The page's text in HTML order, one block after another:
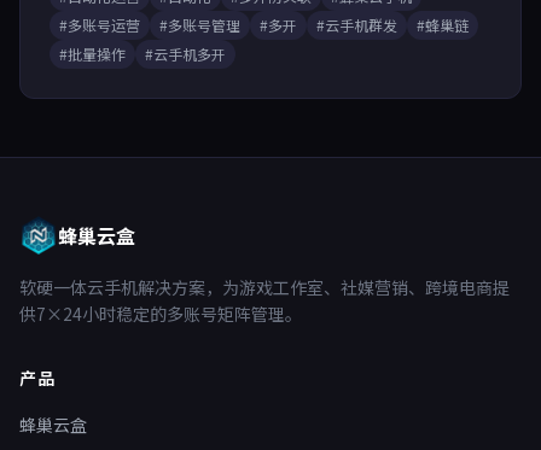
#多账号运营
#多账号管理 #多开 #云手机群发
#蜂巢链
#批量操作
#云手机多开
蜂巢云盒
软硬一体云手机解决方案，为游戏工作室、社媒营销、跨境电商提
供7×24小时稳定的多账号矩阵管理。
产品
蜂巢云盒